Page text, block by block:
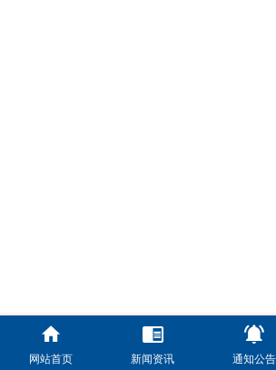
网站首页 新闻资讯 通知公告